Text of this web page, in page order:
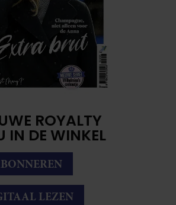
ROYALTY
IN DE WINKEL
LEZEN